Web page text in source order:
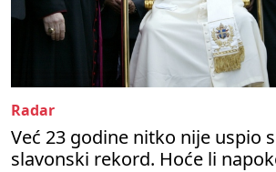
Radar
Već 23 godine nitko nije uspio
slavonski rekord. Hoće li